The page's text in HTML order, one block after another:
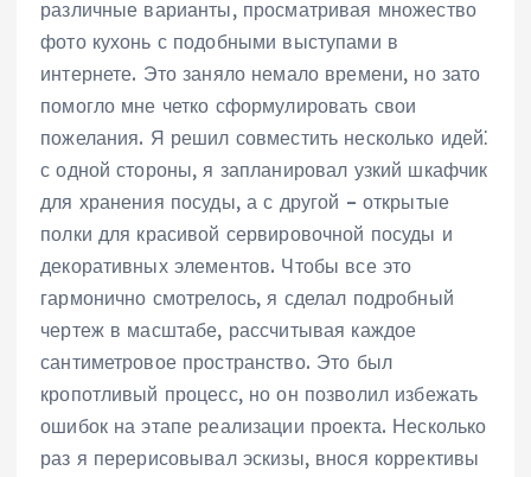
различные варианты, просматривая множество
фото кухонь с подобными выступами в
интернете. Это заняло немало времени, но зато
помогло мне четко сформулировать свои
пожелания. Я решил совместить несколько идей⁚
с одной стороны, я запланировал узкий шкафчик
для хранения посуды, а с другой – открытые
полки для красивой сервировочной посуды и
декоративных элементов. Чтобы все это
гармонично смотрелось, я сделал подробный
чертеж в масштабе, рассчитывая каждое
сантиметровое пространство. Это был
кропотливый процесс, но он позволил избежать
ошибок на этапе реализации проекта. Несколько
раз я перерисовывал эскизы, внося коррективы